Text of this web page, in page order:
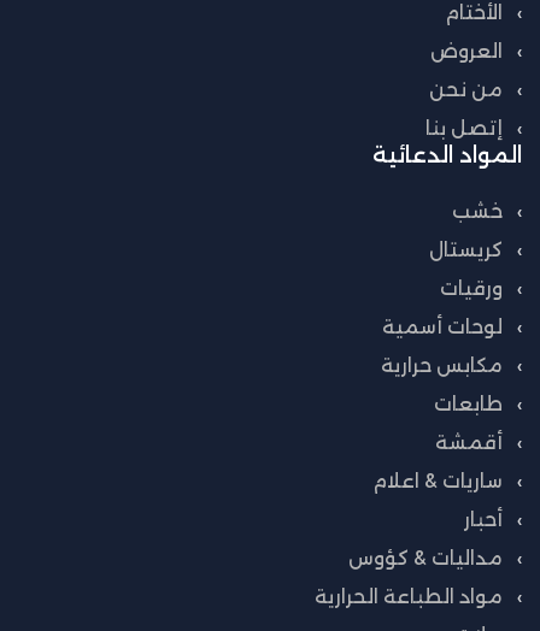
الأختام
العروض
من نحن
إتصل بنا
المواد الدعائية
خشب
كريستال
ورقيات
لوحات أسمية
مكابس حرارية
طابعات
أقمشة
ساريات & اعلام
أحبار
مداليات & كؤوس
مواد الطباعة الحرارية